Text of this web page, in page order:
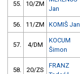
55. 10/ZM
Jan
56. 11/ZM KOMIŠ Jan
57. 4/DM
KOCUM
Šimon
58. 20/ZS
FRANZ